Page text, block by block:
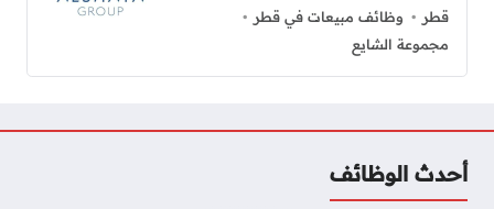
قطر
وظائف مبيعات في قطر
مجموعة الشايع
أحدث الوظائف